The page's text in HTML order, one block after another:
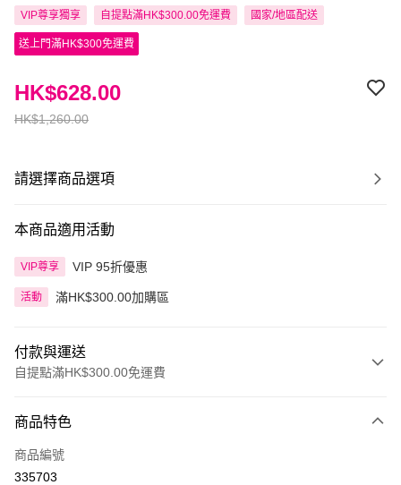
VIP尊享獨享 自提點滿HK$300.00免運費 國家/地區配送
送上門滿HK$300免運費
HK$1,260.00
HK$628.00
請選擇商品選項
本商品適用活動
VIP尊享 VIP 95折優惠
活動 滿HK$300.00加購區
付款與運送
自提點滿HK$300.00免運費
信用卡
Apple Pay
商品特色
商品編號
335703